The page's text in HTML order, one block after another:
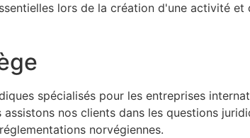
lors de la création d'une activité
spécialisés pour les entreprises
nos clients dans les questions
norvégiennes.